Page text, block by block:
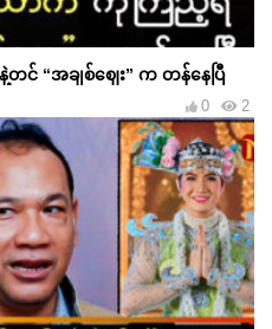
င် “အချစ်ဈေး” က တန်နေပြီ
2
0